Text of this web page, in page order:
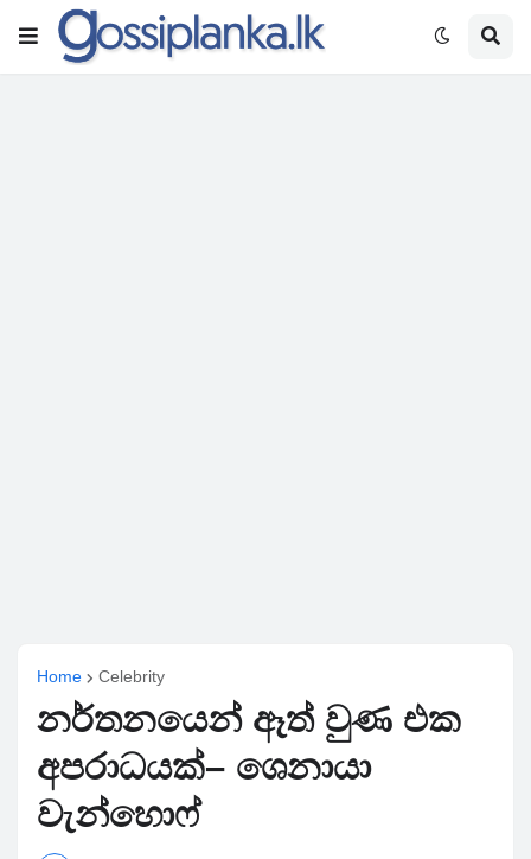
Home Celebrity
නර්තනයෙන් ඈත් වුණ එක
අපරාධයක්– ශෙනායා
වැන්හොෆ්